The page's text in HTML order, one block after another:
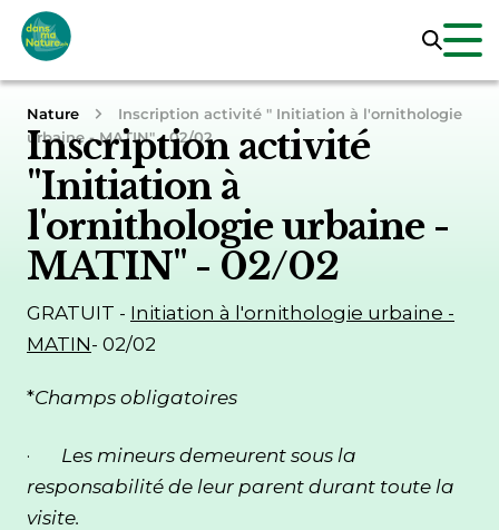
Nature
Inscription activité " Initiation à l'ornithologie
urbaine - MATIN" - 02/02
Inscription activité
"Initiation à
l'ornithologie urbaine -
MATIN" - 02/02
GRATUIT - Initiation à l'ornithologie urbaine -
MATIN- 02/02
*Champs obligatoires
· Les mineurs demeurent sous la
responsabilité de leur parent durant toute la
visite.